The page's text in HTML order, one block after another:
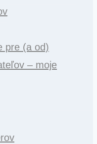
pre (a od)
– moje